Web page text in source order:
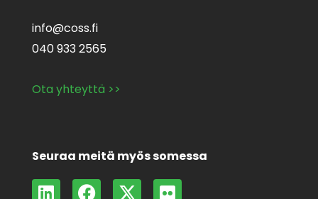
info@coss.fi
040 933 2565
Ota yhteyttä >>
Seuraa meitä myös somessa
L F X F